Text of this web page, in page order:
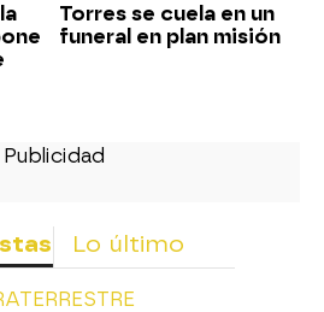
Torres se cuela en un
funeral en plan misión
Lo último